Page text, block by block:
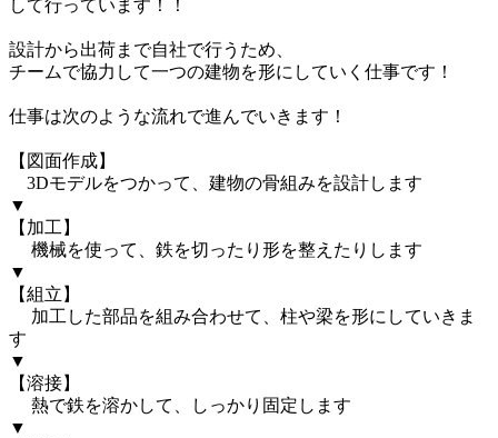
して行っています！！
設計から出荷まで自社で行うため、
チームで協力して一つの建物を形にしていく仕事です！
仕事は次のような流れで進んでいきます！
【図面作成】
3Dモデルをつかって、建物の骨組みを設計します
▼
【加工】
機械を使って、鉄を切ったり形を整えたりします
▼
【組立】
す
▼
【溶接】
▼